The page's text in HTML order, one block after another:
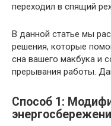
переходил в спящий
В данной статье мы
решения, которые
сна вашего макбука и
прерывания работы.
Способ 1: